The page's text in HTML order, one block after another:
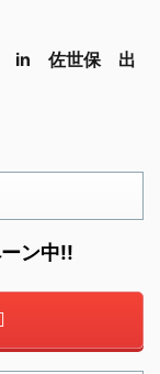
in 佐世保 出
ン中!!